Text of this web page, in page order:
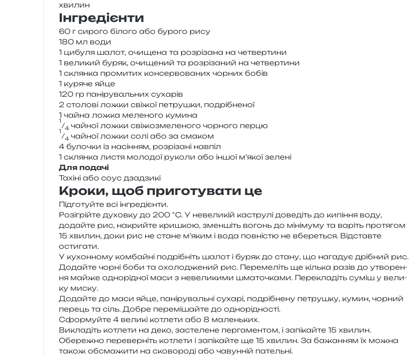
хви­лин
Інгредієнти
60 г сиро­го біло­го або буро­го рису
180 мл води
1 цибу­ля шалот, очи­ще­на та роз­рі­за­на на четвертини
1 вели­кий буряк, очи­ще­ний та роз­рі­за­ний на четвертини
1 склян­ка про­ми­тих кон­сер­во­ва­них чор­них бобів
1 куря­че яйце
120 гр пані­ру­валь­них сухарів
2 сто­ло­ві ложки сві­жої петру­шки, подрібненої
1 чайна ложка меле­но­го кумина
1
⁄4 чай­ної ложки сві­жо­зме­ле­но­го чор­но­го перцю
1
⁄4 чай­ної ложки солі або за смаком
4 було­чки із насі­н­ням, роз­рі­за­ні навпіл
1 склян­ка листя моло­дої руко­ли або іншої м’якої зелені
Для пода­чі
Тахіні або соус дзадзикі
Кроки, щоб приготувати це
Підготуйте всі інгредієнти.
Розігрійте духов­ку до 200 °C. У неве­ли­кій кастру­лі дове­діть до кипі­н­ня воду,
додай­те рис, накрий­те кри­шкою, змен­шіть вогонь до міні­му­му та варіть про­тя­гом
15 хви­лин, доки рис не стане м’яким і вода пов­ні­стю не вбе­ре­ться. Відставте
остигати.
У кухон­но­му ком­бай­ні подрі­бніть шалот і буряк до стану, що нага­дує дрі­бний рис.
Додайте чорні боби та охо­ло­дже­ний рис. Перемеліть ще кіль­ка разів до утво­ре­н­
ня майже одно­рі­дної маси з неве­ли­ки­ми шма­то­чка­ми. Перекладіть суміш у вели­
ку миску.
Додайте до маси яйце, пані­ру­валь­ні суха­рі, подрі­бне­ну петру­шку, кумин, чор­ний
перець та сіль. Добре пере­мі­шай­те до однорідності.
Сформуйте 4 вели­кі котле­ти або 8 маленьких.
Викладіть котле­ти на деко, засте­ле­не пер­га­мен­том, і запі­кай­те 15 хвилин.
Обережно пере­вер­ніть котле­ти і запі­кай­те ще 15 хви­лин. За бажа­н­ням їх можна
також обсма­жи­ти на ско­во­ро­ді або чавун­ній пательні.